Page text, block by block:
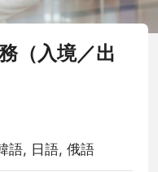
（入境／出
語, 日語, 俄語